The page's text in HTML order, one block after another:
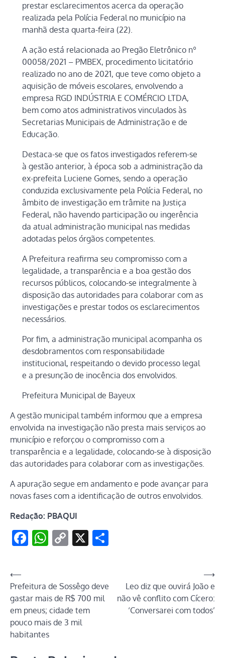
prestar esclarecimentos acerca da operação
realizada pela Polícia Federal no município na
manhã desta quarta-feira (22).
A ação está relacionada ao Pregão Eletrônico nº
00058/2021 – PMBEX, procedimento licitatório
realizado no ano de 2021, que teve como objeto a
aquisição de móveis escolares, envolvendo a
empresa RGD INDÚSTRIA E COMÉRCIO LTDA,
bem como atos administrativos vinculados às
Secretarias Municipais de Administração e de
Educação.
Destaca-se que os fatos investigados referem-se
à gestão anterior, à época sob a administração da
ex-prefeita Luciene Gomes, sendo a operação
conduzida exclusivamente pela Polícia Federal, no
âmbito de investigação em trâmite na Justiça
Federal, não havendo participação ou ingerência
da atual administração municipal nas medidas
adotadas pelos órgãos competentes.
A Prefeitura reafirma seu compromisso com a
legalidade, a transparência e a boa gestão dos
recursos públicos, colocando-se integralmente à
disposição das autoridades para colaborar com as
investigações e prestar todos os esclarecimentos
necessários.
Por fim, a administração municipal acompanha os
desdobramentos com responsabilidade
institucional, respeitando o devido processo legal
e a presunção de inocência dos envolvidos.
Prefeitura Municipal de Bayeux
A gestão municipal também informou que a empresa
envolvida na investigação não presta mais serviços ao
município e reforçou o compromisso com a
transparência e a legalidade, colocando-se à disposição
das autoridades para colaborar com as investigações.
A apuração segue em andamento e pode avançar para
novas fases com a identificação de outros envolvidos.
Redação: PBAQUI
Facebook
WhatsApp
Copy
X
Navegação
de
Post
⟵
Prefeitura de Sossêgo deve
gastar mais de R$ 700 mil
em pneus; cidade tem
pouco mais de 3 mil
habitantes
Leo diz que ouvirá João e
não vê conflito com Cícero:
‘Conversarei com todos’
⟶